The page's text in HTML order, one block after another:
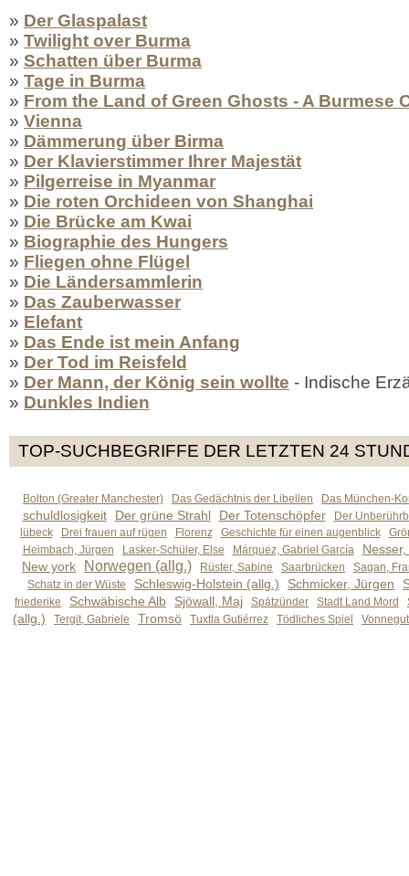
» Der Glaspalast
» Twilight over Burma
» Schatten über Burma
» Tage in Burma
» From the Land of Green Ghosts - A Burmese
» Vienna
» Dämmerung über Birma
» Der Klavierstimmer Ihrer Majestät
» Pilgerreise in Myanmar
» Die roten Orchideen von Shanghai
» Die Brücke am Kwai
» Biographie des Hungers
» Fliegen ohne Flügel
» Die Ländersammlerin
» Das Zauberwasser
» Elefant
» Das Ende ist mein Anfang
» Der Tod im Reisfeld
» Der Mann, der König sein wollte - Indische
» Dunkles Indien
TOP-SUCHBEGRIFFE DER LETZTEN 24
Bolton (Greater Manchester) Das Gedächtnis der Libellen Das München-
schuldlosigkeit Der grüne Strahl Der Totenschöpfer
Der
lübeck
Drei frauen auf rügen Florenz Geschichte für einen augenblick
Heimbach, Jürgen
Lasker-Schüler, Else Márquez, Gabriel García
New york
Norwegen (allg.) Rüster, Sabine Saarbrücken
Sagan,
Schatz in der Wüste
Schleswig-Holstein (allg.) Schmicker, Jürgen
friederike Schwäbische Alb Sjöwall, Maj Spätzünder Stadt Land Mord
(allg.) Tergit, Gabriele Tromsö Tuxtla Gutiérrez Tödliches Spiel